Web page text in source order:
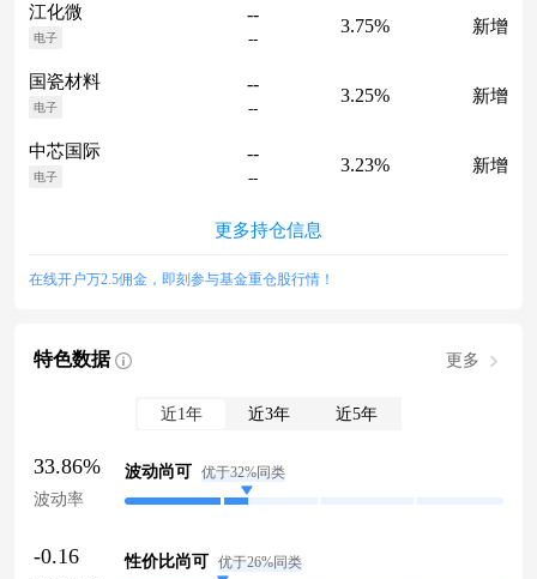
江化微
电子
--
--
3.75% 新增
国瓷材料
电子
--
--
3.25% 新增
中芯国际
电子
--
--
3.23% 新增
更多持仓信息
在线开户万2.5佣金，即刻参与基金重仓股行情！
特色数据 更多
近1年 近3年 近5年
33.86%
波动率
波动尚可 优于32%同类
-0.16 性价比尚可 优于26%同类